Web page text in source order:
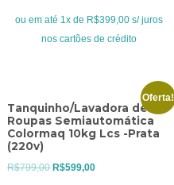
era:
R$469,00.
é:
R$399,00.
ou em até 1x de R$399,00 s/ juros
nos cartões de crédito
Oferta!
Tanquinho/Lavadora de
Roupas Semiautomática
Colormaq 10kg Lcs -Prata
(220v)
R$799,00 O
R$599,00O